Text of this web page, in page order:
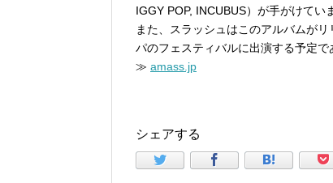
IGGY POP, INCUBUS）が手がけてい
また、スラッシュはこのアルバムが
パのフェスティバルに出演する予定で
≫ amass.jp
シェアする